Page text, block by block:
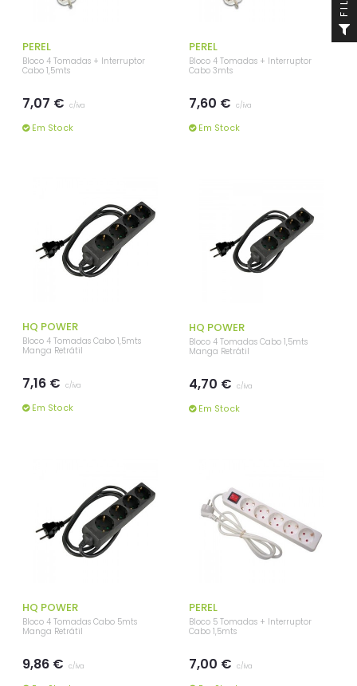
PEREL
Bloco 4 Tomadas + Interruptor
Cabo 1,5mts
7,07 € c/iva
Em Stock
PEREL
Bloco 4 Tomadas + Interruptor
Cabo 3mts
7,60 € c/iva
Em Stock
HQ POWER
Bloco 4 Tomadas Cabo 1,5mts
Manga Retrátil
7,16 € c/iva
Em Stock
HQ POWER
Bloco 4 Tomadas Cabo 1,5mts
Manga Retrátil
4,70 € c/iva
Em Stock
HQ POWER
Bloco 4 Tomadas Cabo 5mts
Manga Retrátil
9,86 € c/iva
PEREL
Bloco 5 Tomadas + Interruptor
Cabo 1,5mts
7,00 € c/iva